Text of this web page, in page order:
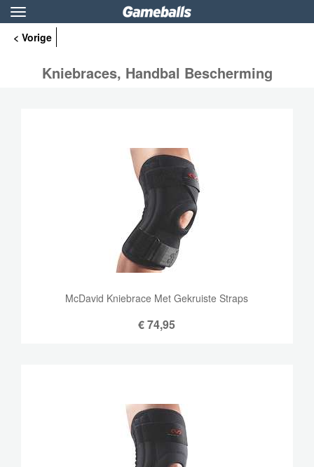
Toggle
navigation
< Vorige
Kniebraces, Handbal Bescherming
McDavid Kniebrace Met Gekruiste Straps
€74,95